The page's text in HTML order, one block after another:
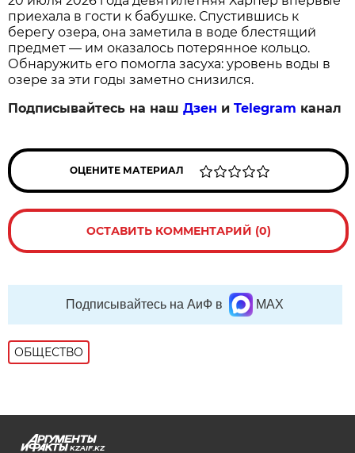
приехала в гости к бабушке. Спустившись к
берегу озера, она заметила в воде блестящий
предмет — им оказалось потерянное кольцо.
Обнаружить его помогла засуха: уровень воды в
озере за эти годы заметно снизился.
Подписывайтесь на нашДзен иTelegram канал
ОЦЕНИТЕ МАТЕРИАЛ
ОСТАВИТЬ КОММЕНТАРИЙ (0)
Подписывайтесь на АиФ в MAX
ОБЩЕСТВО
KZAIF.KZ